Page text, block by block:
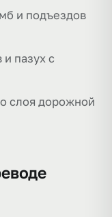
и подъездов
и пазух с
слоя дорожной